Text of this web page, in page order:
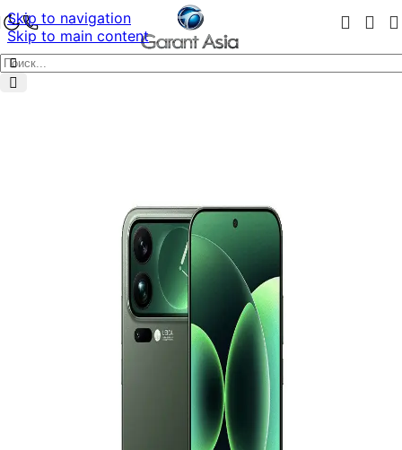
Skip to navigation
Skip to main content